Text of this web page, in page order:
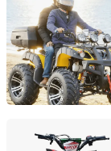
Hubei, China
Yongkang